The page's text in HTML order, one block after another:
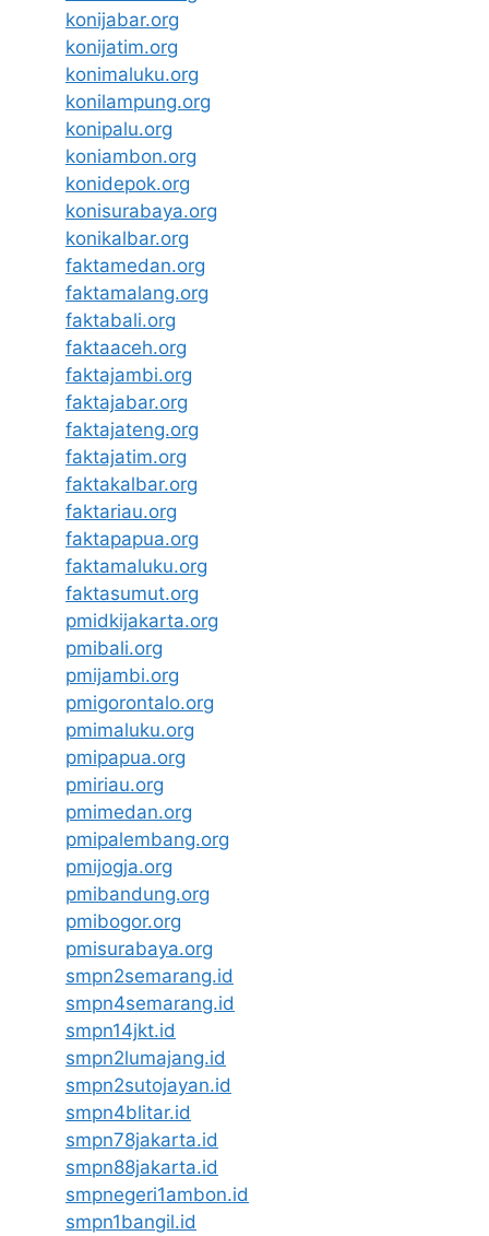
konijabar.org
konijatim.org
konimaluku.org
konilampung.org
konipalu.org
koniambon.org
konidepok.org
konisurabaya.org
konikalbar.org
faktamedan.org
faktamalang.org
faktabali.org
faktaaceh.org
faktajambi.org
faktajabar.org
faktajateng.org
faktajatim.org
faktakalbar.org
faktariau.org
faktapapua.org
faktamaluku.org
faktasumut.org
pmidkijakarta.org
pmibali.org
pmijambi.org
pmigorontalo.org
pmimaluku.org
pmipapua.org
pmiriau.org
pmimedan.org
pmipalembang.org
pmijogja.org
pmibandung.org
pmibogor.org
pmisurabaya.org
smpn2semarang.id
smpn4semarang.id
smpn14jkt.id
smpn2lumajang.id
smpn2sutojayan.id
smpn4blitar.id
smpn78jakarta.id
smpn88jakarta.id
smpnegeri1ambon.id
smpn1bangil.id